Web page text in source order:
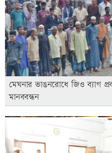
মেঘনার ভাঙনরোধে জিও ব্যাগ
মানববন্ধন